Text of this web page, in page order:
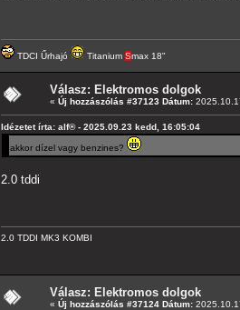
TDCI Űrhajó Titanium Smax 18"
Válasz: Elektromos dolgok
« Új hozzászólás #37123 Dátum:
Idézetet írta: alf® - 2025.09.23 kedd, 16:05:04
akkor dízel vagy benzines?
2.0 tddi
2.0 TDDI MK3 KOMBI
Válasz: Elektromos dolgok
« Új hozzászólás #37124 Dátum: